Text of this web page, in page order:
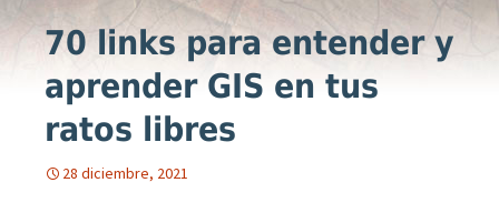
70 links para entender y
aprender GIS en tus
ratos libres
28 diciembre, 2021